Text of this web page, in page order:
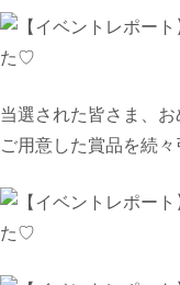
当選された皆さま、
ご用意した賞品を続